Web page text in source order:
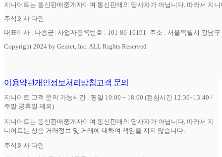
지니어트는 통신판매중개자이며 통신판매의 당사자가 아닙니다. 따라서 지
주식회사 다인
대표이사 : 나승균 사업자등록번호 : 101-86-16191
주소 : 서울특별시 강남
Copyright 2024 by Geniet, Inc. ALL Rights Reserved
이용약관개인정보처리방침고객 문의
지니어트 고객 문의 가능시간 : 평일 10:00 ~ 18:00 (점심시간 12:30~13:40 /
주말 공휴일 제외)
지니어트는 통신판매중개자이며 통신판매의 당사자가 아닙니다. 따라서 지
니어트는 상품 거래정보 및 거래에 대하여 책임을 지지 않습니다.
주식회사 다인